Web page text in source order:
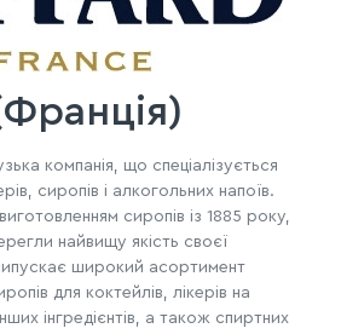
компанія, що спеціалізується
сиропів і алкогольних напоїв.
сиропів із 1885 року,
найвищу якість своєї
широкий асортимент
для коктейлів, лікерів на
інгредієнтів, а також спиртних